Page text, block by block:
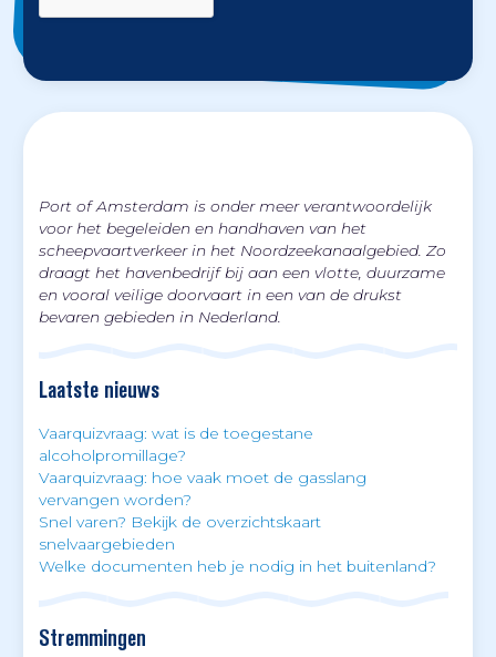
Port of Amsterdam is onder meer verantwoordelijk
voor het begeleiden en handhaven van het
scheepvaartverkeer in het Noordzeekanaalgebied. Zo
draagt het havenbedrijf bij aan een vlotte, duurzame
en vooral veilige doorvaart in een van de drukst
bevaren gebieden in Nederland.
Laatste nieuws
Vaarquizvraag: wat is de toegestane
alcoholpromillage?
Vaarquizvraag: hoe vaak moet de gasslang
vervangen worden?
Snel varen? Bekijk de overzichtskaart
snelvaargebieden
Welke documenten heb je nodig in het buitenland?
Stremmingen